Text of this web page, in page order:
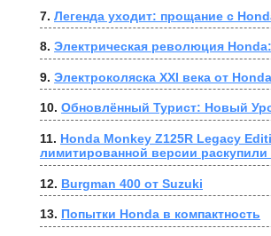
7. Легенда уходит: прощание с
8. Электрическая революция
9. Электроколяска XXI века от Honda
10. Обновлённый Турист: Новый
11. Honda Monkey Z125R Legacy
лимитированной версии
12. Burgman 400 от Suzuki
13. Попытки Honda в компактность